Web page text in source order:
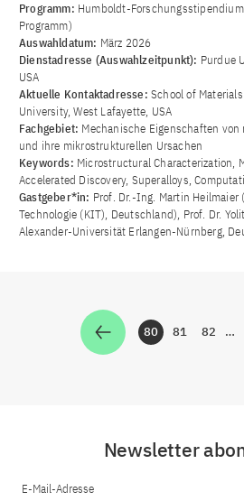
Programm: Humboldt-
Programm)
Auswahldatum: März 2026
Dienstadresse (Auswahlzeitpunkt): Purdue
USA
Aktuelle Kontaktadresse: School of
University, West Lafayette, USA
Fachgebiet: Mechanische Eigenschaften
und ihre mikrostrukturellen Ursachen
Keywords: Microstructural Characterization,
Accelerated Discovery, Superalloys,
Gastgeber*in: Prof. Dr.-Ing. Martin
Technologie (KIT), Deutschland), Prof. Dr.
Alexander-Universität Erlangen-Nürnberg,
Zur Seite
80 Zur Seite
81 Zur
82 …
Newsletter
E-Mail-Adresse